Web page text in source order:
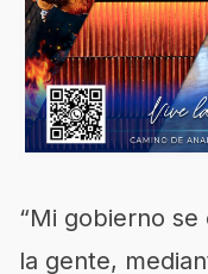
“Mi gobierno
la gente,